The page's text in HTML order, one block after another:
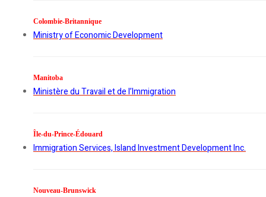
Colombie-Britannique
Ministry of Economic Development
Manitoba
Ministère du Travail et de l’Immigration
Île-du-Prince-Édouard
Immigration Services, Island Investment Development Inc.
Nouveau-Brunswick